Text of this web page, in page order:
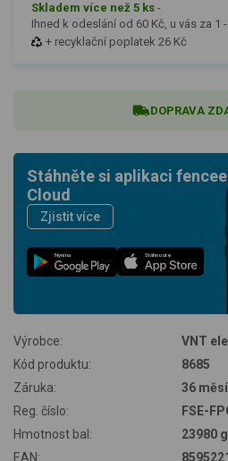
+ recyklační poplatek 26 Kč
Skladem více než 5 ks -
Ihned k odeslání od 60 Kč, u vás za 1 -
DOPRAVA
Stáhněte si aplikaci fencee
Cloud
Zjistit více
Nyní na Stáhnout v
Výrobce:
VNT
Kód produktu:
8685
Záruka:
36
Reg. číslo:
FSE-
Hmotnost bal:
23980 g
EAN: